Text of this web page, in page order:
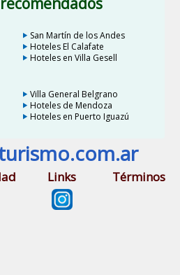
San Martín de los Andes
Hoteles El Calafate
Hoteles en Villa Gesell
Villa General Belgrano
Hoteles de Mendoza
Hoteles en Puerto Iguazú
Links Términos